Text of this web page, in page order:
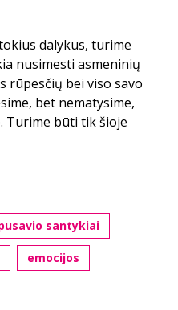
dalykus, turime
nusimesti asmeninių
rūpesčių bei viso savo
bet nematysime,
Turime būti tik šioje
santykiai
emocijos